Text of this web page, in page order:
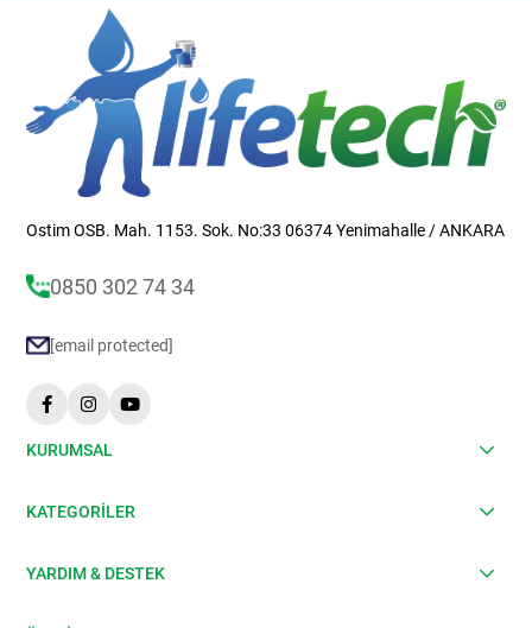
Ostim OSB. Mah. 1153. Sok. No:33 06374 Yenimahalle / ANKARA
0850 302 74 34
[email protected]
KURUMSAL
KATEGORİLER
YARDIM & DESTEK